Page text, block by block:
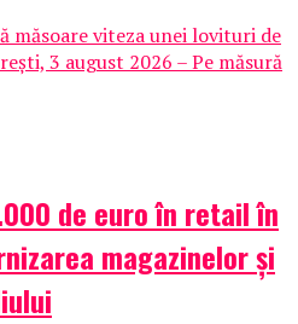
măsoare viteza unei lovituri de
3 august 2026 – Pe măsură
de euro în retail în
magazinelor și